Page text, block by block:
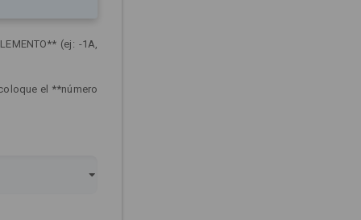
(ej: -1A,
el **número